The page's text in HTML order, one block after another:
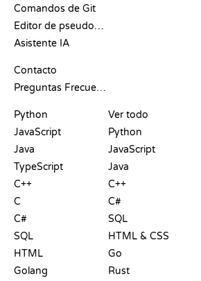
Comandos de Git
Editor de pseudocódigo
Asistente IA
Contacto
Preguntas Frecuentes
Python
JavaScript
Java
TypeScript
C++
C
C#
SQL
HTML
Golang
Ver todo
Python
JavaScript
Java
C++
C#
SQL
HTML & CSS
Go
Rust